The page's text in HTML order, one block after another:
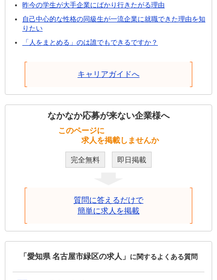
昨今の学生が大手企業にばかり行きたがる理由
自己中心的な性格の同級生が一流企業に就職できた理由を知
りたい
「人をまとめる」のは誰でもできるですか？
キャリアガイドへ
なかなか応募が来ない企業様へ
このページに
求人を掲載しませんか
完全無料 即日掲載
質問に答えるだけで
簡単に求人を掲載
「愛知県 名古屋市緑区の求人」 に関するよくある質問